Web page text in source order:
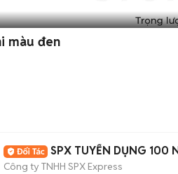
màu đen
SPX TUYỂN DỤNG 100
Công ty TNHH SPX Express